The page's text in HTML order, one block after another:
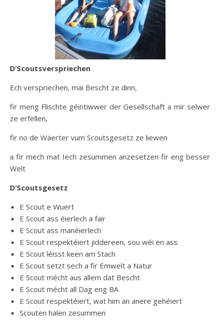
D’Scoutsverspriechen
Ech verspriechen, mäi Bescht ze dinn,
fir meng Flischte géintiwwer der Gesellschaft a mir selwer
ze erfëllen,
fir no de Wäerter vum Scoutsgesetz ze liewen
a fir mech mat Iech zesummen anzesetzen fir eng besser
Welt
D’Scoutsgesetz
E Scout e Wuert
E Scout ass éierlech a fair
E Scout ass manéierlech
E Scout respektéiert jiddereen, sou wéi en ass
E Scout léisst keen am Stach
E Scout setzt sech a fir Emwelt a Natur
E Scout mécht aus allem dat Bescht
E Scout mécht all Dag eng BA
E Scout respektéiert, wat him an anere gehéiert
Scouten halen zesummen